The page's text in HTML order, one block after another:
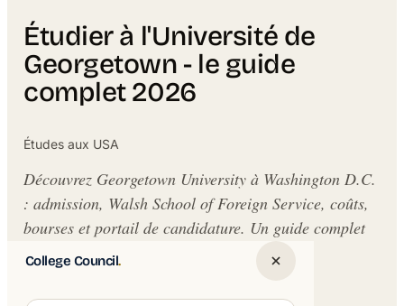
College Council.
Étudier à l'Université de
Georgetown - le guide
complet 2026
Études aux USA
Découvrez Georgetown University à Washington D.C.
: admission, Walsh School of Foreign Service, coûts,
bourses et portail de candidature. Un guide complet
pour les futurs étudiants.
Written byJakub Andre College Council